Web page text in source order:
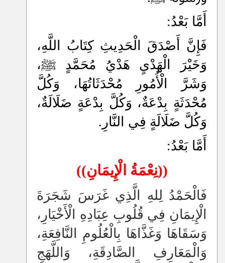
أَمَّا بَعْدُ:
فَإِنَّ أَصْدَقَ الْحَدِيثِ كِتَابُ اللَّهِ،
وَخَيْرَ الْهَدْيِ هَدْيُ مُحَمَّدٍ ﷺ،
وَشَرَّ الْأُمُورِ مُحْدَثَاتُهَا، وَكُلَّ
مُحْدَثَةٍ بِدْعَةٌ، وَكُلَّ بِدْعَةٍ ضَلَالَةٌ،
وَكُلَّ ضَلَالَةٍ فِي النَّارِ.
أَمَّا بَعْدُ:
((نِعْمَةُ الْإِيمَانِ))
فَالْحَمْدُ لِلهِ الَّذِي غَرَسَ شَجَرَةَ
الْإِيمَانِ فِي قُلُوبِ عِبَادِهِ الْأَخْيَارِ،
وَسَقَاهَا وَغَذَّاهَا بِالْعُلُومِ النَّافِعَةِ،
وَالْمَعَارِفِ الصَّادِقَةِ، وَاللَّهَجِ